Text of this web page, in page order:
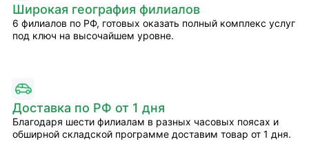
Широкая география филиалов
6 филиалов по РФ, готовых оказать полный комплекс услуг
под ключ на высочайшем уровне.
Доставка по РФ от 1 дня
Благодаря шести филиалам в разных часовых поясах и
обширной складской программе доставим товар от 1 дня.